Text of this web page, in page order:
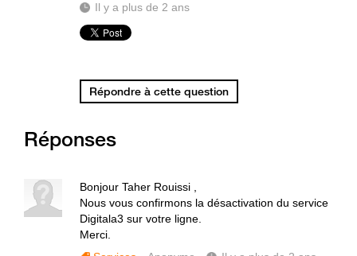
Il y a plus de 2 ans
Répondre à cette question
Réponses
Bonjour Taher Rouissi ,
Nous vous confirmons la désactivation du service
Digitala3 sur votre ligne.
Merci.